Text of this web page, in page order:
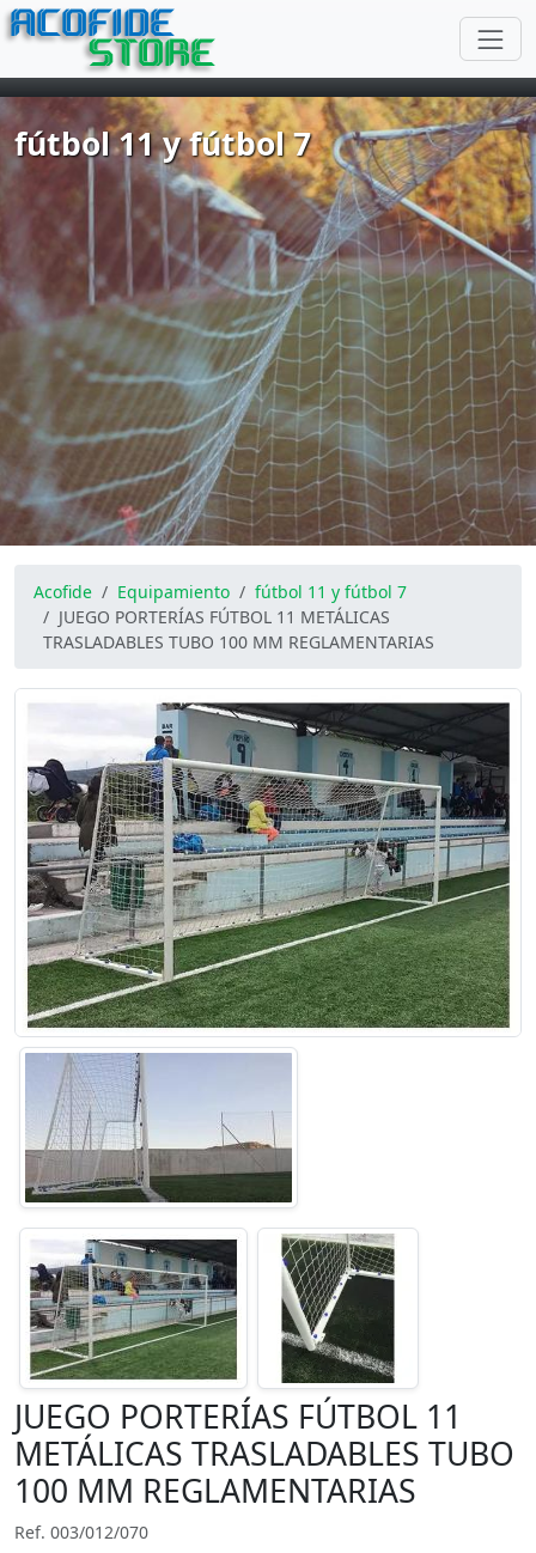
ACOFIDE
STORE
fútbol 11 y fútbol 7
Acofide Equipamiento
fútbol 11 y fútbol 7
JUEGO PORTERÍAS FÚTBOL 11 METÁLICAS
TRASLADABLES TUBO 100 MM REGLAMENTARIAS
JUEGO PORTERÍAS FÚTBOL 11
METÁLICAS TRASLADABLES TUBO
100 MM REGLAMENTARIAS
Ref. 003/012/070